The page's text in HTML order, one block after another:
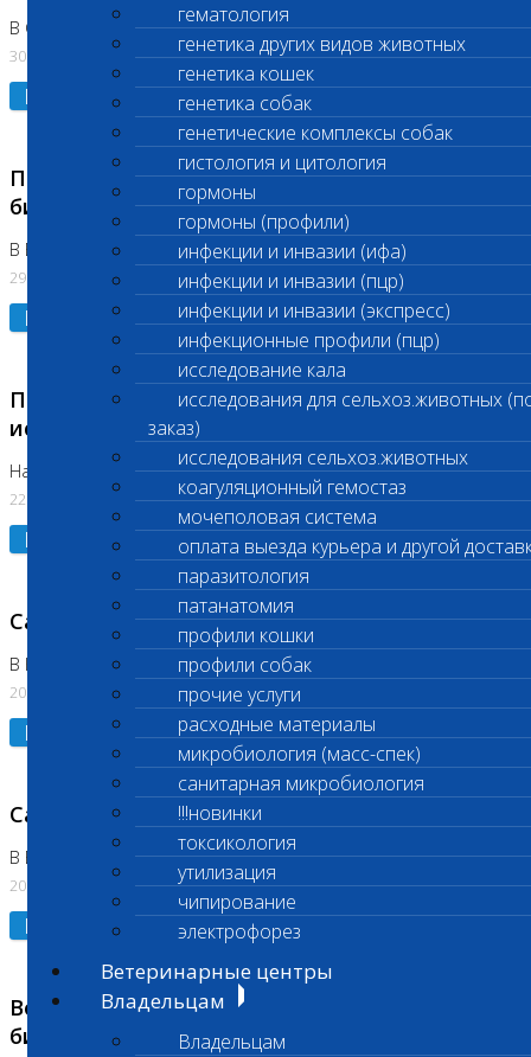
гематология
генетика других видов животных
генетика кошек
генетика собак
генетические комплексы собак
гистология и цитология
гормоны
гормоны (профили)
инфекции и инвазии (ифа)
инфекции и инвазии (пцр)
инфекции и инвазии (экспресс)
инфекционные профили (пцр)
исследование кала
исследования для сельхоз.животных
заказ)
исследования сельхоз.животных
коагуляционный гемостаз
мочеполовая система
оплата выезда курьера и другой
паразитология
патанатомия
профили кошки
профили собак
прочие услуги
расходные материалы
микробиология (масс-спек)
санитарная микробиология
!!!новинки
токсикология
утилизация
чипирование
электрофорез
Ветеринарные центры
Владельцам
Владельцам
В Сколково. Код (123,309,310)
30.07.2026
Подробнее
Приостановлено выполнение срочных
биохимических исследований
В Бутово 29.07.26
29.07.2026
Подробнее
Приостановлено выполнение биохимических
исследований
На Нагорной. Код ( 123,310,309)
22.07.2026
Подробнее
Санитарные дни
В Коломне 24.07.2026 и 28.07.2026
20.07.2026
Подробнее
Санитарный день
В Бутово 21.07.2026
20.07.2026
Подробнее
Возобновлено выполнение срочных
биохимических исследований